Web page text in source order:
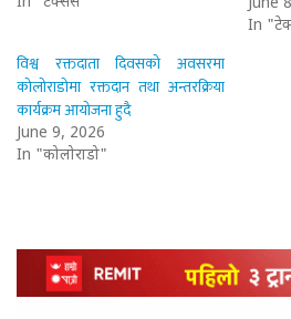
In
विश्व रक्तदाता दिवसको अवसरमा
कोलोराडोमा रक्तदान तथा अन्तरक्रिया
कार्यक्रम आयोजना हुदै
June 9, 2026
In "कोलोराडो"